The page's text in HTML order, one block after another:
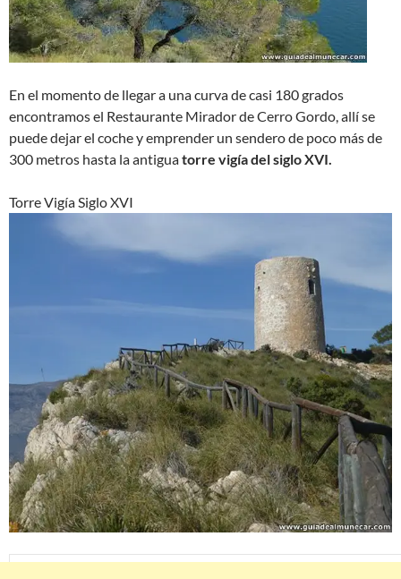
En el momento de llegar a una curva de casi 180 grados
encontramos el Restaurante Mirador de Cerro Gordo, allí se
puede dejar el coche y emprender un sendero de poco más de
300 metros hasta la antiguatorre vigía del siglo XVI.
Torre Vigía Siglo XVI